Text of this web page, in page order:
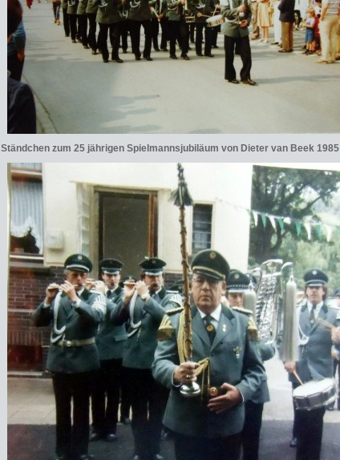
Ständchen zum 25 jährigen Spielmannsjubiläum von Dieter van Beek 1985